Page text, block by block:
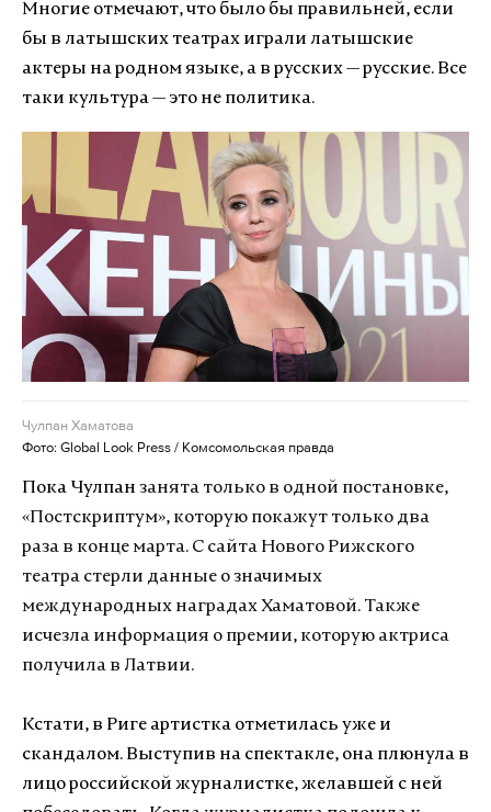
Многие отмечают, что было бы правильней, если
бы в латышских театрах играли латышские
актеры на родном языке, а в русских — русские. Все
таки культура — это не политика.
Чулпан Хаматова
Фото: Global Look Press / Комсомольская правда
Пока Чулпан занята только в одной постановке,
«Постскриптум», которую покажут только два
раза в конце марта. С сайта Нового Рижского
театра стерли данные о значимых
международных наградах Хаматовой. Также
исчезла информация о премии, которую актриса
получила в Латвии.
Кстати, в Риге артистка отметилась уже и
скандалом. Выступив на спектакле, она плюнула в
лицо российской журналистке, желавшей с ней